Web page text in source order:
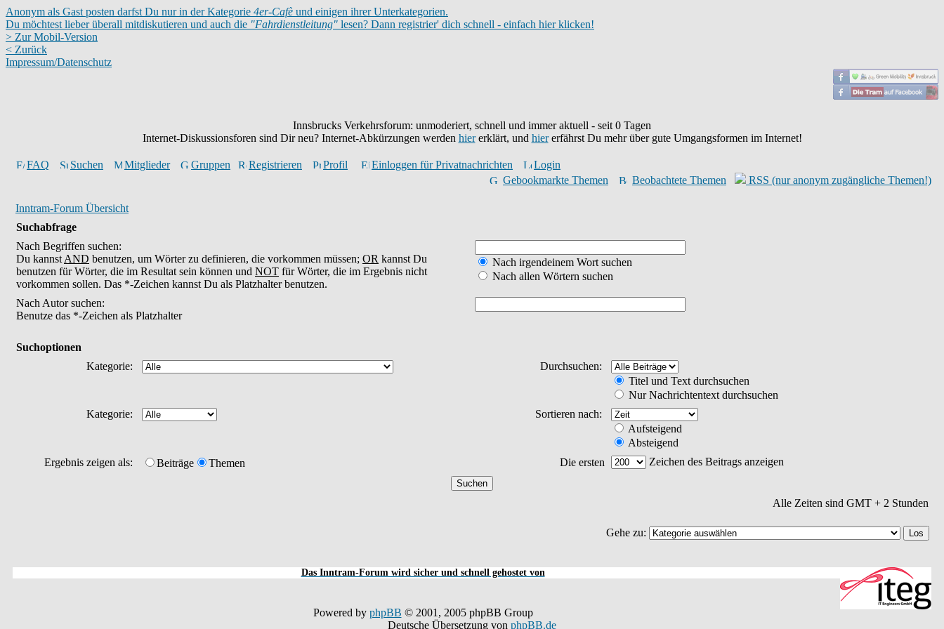
Anonym als Gast posten darfst Du nur in der Kategorie 4er-Cafè und einigen ihrer Unterkategorien.
Du möchtest lieber überall mitdiskutieren und auch die "Fahrdienstleitung" lesen? Dann registrier' dich schnell - einfach hier klicken!
> Zur Mobil-Version
< Zurück
Impressum/Datenschutz
Innsbrucks Verkehrsforum: unmoderiert, schnell und immer aktuell - seit 0 Tagen
Internet-Diskussionsforen sind Dir neu? Internet-Abkürzungen werden hiererklärt, und hiererfährst Du mehr über gute Umgangsformen im Internet!
FAQ Suchen Mitglieder Gruppen Registrieren Profil Einloggen für Privatnachrichten
Login
Gebookmarkte Themen
Beobachtete Themen RSS (nur anonym zugängliche Themen!)
Inntram-Forum Übersicht
Suchabfrage
Nach Begriffen suchen:
Du kannst AND benutzen, um Wörter zu definieren, die vorkommen müssen; OR kannst Du
benutzen für Wörter, die im Resultat sein können und NOT für Wörter, die im Ergebnis nicht
vorkommen sollen. Das *-Zeichen kannst Du als Platzhalter benutzen.
Nach irgendeinem Wort suchen
Nach allen Wörtern suchen
Nach Autor suchen:
Benutze das *-Zeichen als Platzhalter
Suchoptionen
Kategorie:
Durchsuchen:
Titel und Text durchsuchen
Nur Nachrichtentext durchsuchen
Kategorie:
Sortieren nach:
Aufsteigend
Absteigend
Ergebnis zeigen als:
Beiträge Themen Die ersten Zeichen des Beitrags anzeigen
Alle Zeiten sind GMT + 2 Stunden
Gehe zu:
Das Inntram-Forum wird sicher und schnell gehostet von
Powered by phpBB © 2001, 2005 phpBB Group
Deutsche Übersetzung von phpBB.de